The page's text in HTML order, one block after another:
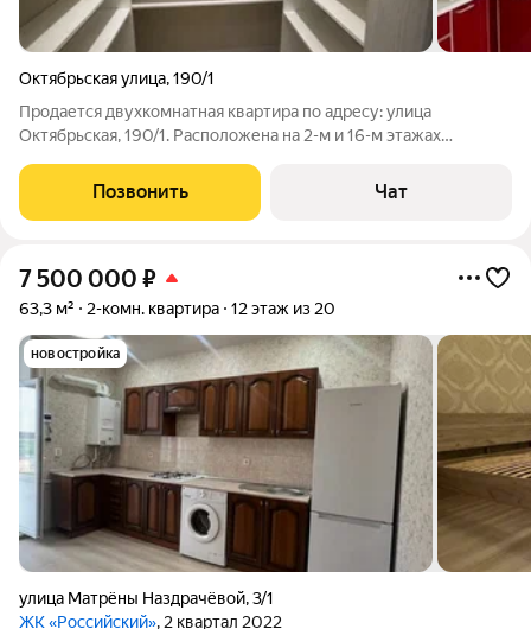
Октябрьская улица,190/1
Продается двухкомнатная квартира по адресу: улица
Октябрьская, 190/1. Расположена на 2-м и 16-м этажах
пожалуйста, или выберите один этаж). Площадь: 69 кв. м (по
Позвонить Чат
7 500 000 ₽
63,3 м² 2-комн. квартира 12 этаж из 20
новостройка
улица Матрёны Наздрачёвой,3/1
ЖК «Российский», 2 квартал 2022